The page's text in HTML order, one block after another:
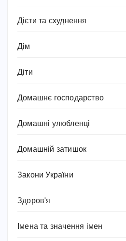
Дієти та схуднення
Дім
Діти
Домашнє господарство
Домашні улюбленці
Домашній затишок
Закони України
Здоров'я
Імена та значення імен